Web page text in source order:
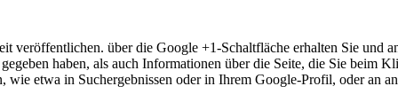
über die Google +1-Schaltfläche erhalten Sie und
haben, als auch Informationen über die Seite, die Sie beim
etwa in Suchergebnissen oder in Ihrem Google-Profil, oder an